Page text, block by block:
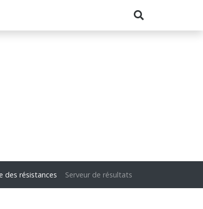
des résistances Serveur de résultats